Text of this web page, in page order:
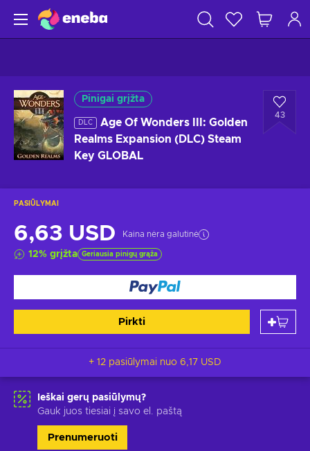
Pinigai grįžta
DLC
Age Of Wonders III: Golden
Realms Expansion (DLC) Steam
Key GLOBAL
43
PASIŪLYMAI
6,63 USD Kaina nėra galutinė
12% grįžta Geriausia pinigų grąža
Pirkti
+ 12 pasiūlymai nuo 6,17 USD
Ieškai gerų pasiūlymų?
Gauk juos tiesiai į savo el. paštą
Prenumeruoti